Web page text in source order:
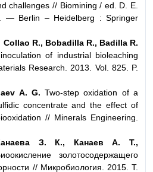
challenges // Biomining / ed. D. E.
— Berlin – Heidelberg : Springer
Collao R., Bobadilla R., Badilla R.
of industrial bioleaching
Research. 2013. Vol. 825. P.
A. G. Two-step oxidation of a
concentrate and the effect of
// Minerals Engineering.
З. К., Канаев А. Т.,
золотосодержащего
// Микробиология. 2015. Т.